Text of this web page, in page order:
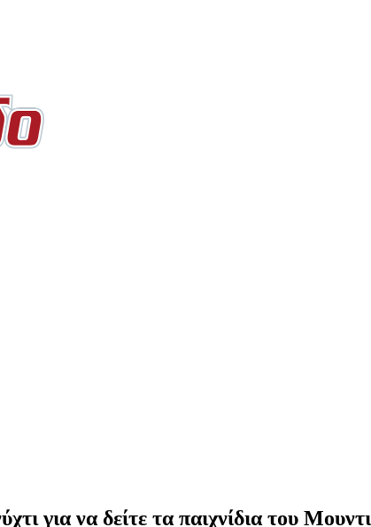
για να δείτε τα παιχνίδια του